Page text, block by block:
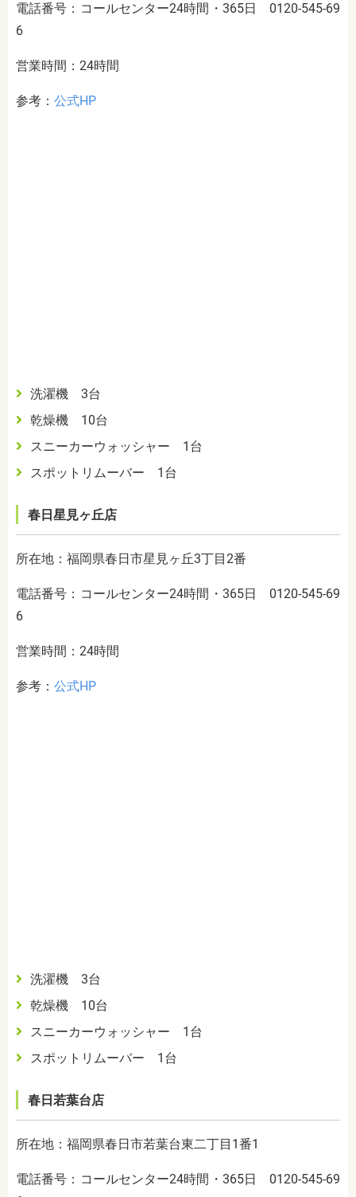
電話番号：コールセンター24時間・365日 0120-545-69
6
営業時間：24時間
参考： 公式HP
洗濯機 3台
乾燥機 10台
スニーカーウォッシャー 1台
スポットリムーバー 1台
春日星見ヶ丘店
所在地：福岡県春日市星見ヶ丘3丁目2番
電話番号：コールセンター24時間・365日 0120-545-69
6
営業時間：24時間
参考： 公式HP
洗濯機 3台
乾燥機 10台
スニーカーウォッシャー 1台
スポットリムーバー 1台
春日若葉台店
所在地：福岡県春日市若葉台東二丁目1番1
電話番号：コールセンター24時間・365日 0120-545-69